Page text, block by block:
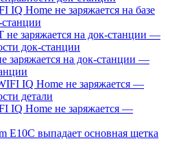
IQ Home не заряжается на базе
заряжается на док-станции —
IQ Home не заряжается —